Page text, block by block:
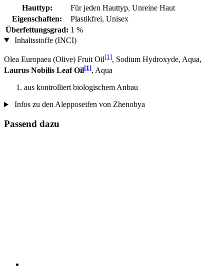
Hauttyp:
Für jeden Hauttyp, Unreine Haut
Eigenschaften:
Plastikfrei, Unisex
Überfettungsgrad: 1 %
Inhaltsstoffe (INCI)
Olea Europaea (Olive) Fruit Oil[1], Sodium Hydroxyde, Aqua,
Laurus Nobilis Leaf Oil[1], Aqua
aus kontrolliert biologischem Anbau
Infos zu den Alepposeifen von Zhenobya
Passend dazu